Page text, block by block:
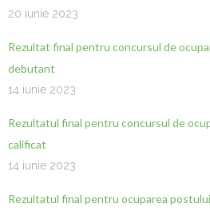
20 iunie 2023
Rezultat final pentru concursul de
debutant
14 iunie 2023
Rezultatul final pentru concursul de
calificat
14 iunie 2023
Rezultatul final pentru ocuparea